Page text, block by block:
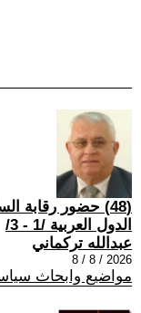
(48) حضور رقابة
الدول العربية /1 - 3/
عبدالله تركماني
2026 / 8 / 8
مواضيع وابحاث